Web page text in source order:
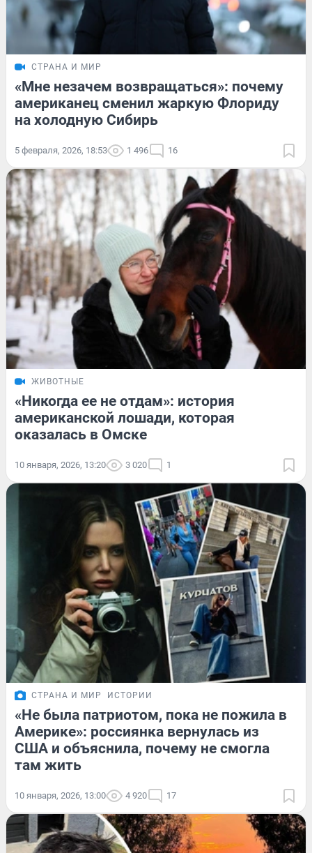
СТРАНА И МИР
«Мне незачем возвращаться»: почему
американец сменил жаркую Флориду
на холодную Сибирь
5 февраля, 2026, 18:53 1 496 16
ЖИВОТНЫЕ
«Никогда ее не отдам»: история
американской лошади, которая
оказалась в Омске
10 января, 2026, 13:20 3 020 1
СТРАНА И МИР ИСТОРИИ
«Не была патриотом, пока не пожила в
Америке»: россиянка вернулась из
США и объяснила, почему не смогла
там жить
10 января, 2026, 13:00 4 920 17